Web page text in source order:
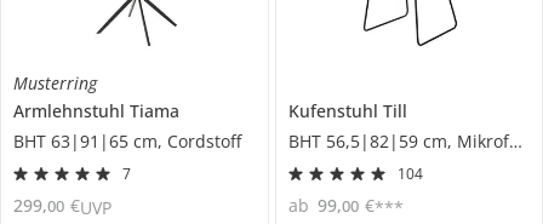
Musterring
Armlehnstuhl Tiama
BHT 63|91|65 cm, Cordstoff
7
299,00 €UVP
Kufenstuhl Till
BHT 56,5|82|59 cm, Mikrofaser
104
ab 99,00 €***